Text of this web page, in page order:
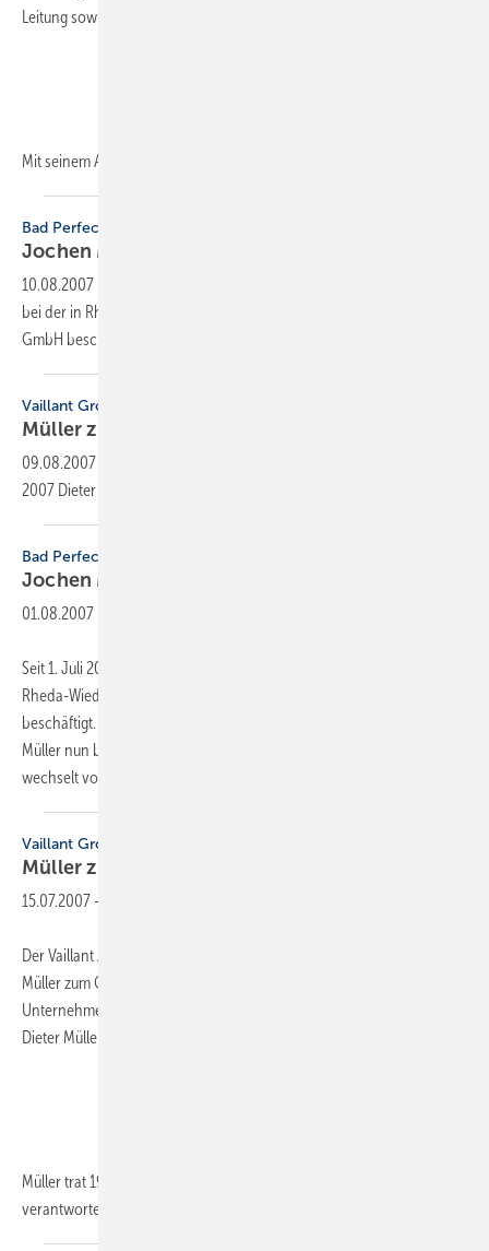
Leitung sowie die Umsetzung einer Expansionsstrategie.
Mit seinem Amtsantritt
Bad Perfect
Jochen Müller ist
10.08.2007
bei der in Rheda-Wiedenbrück ansässigen Küchen Marketing MDM
GmbH beschäftigt.
Vaillant Group
Müller zum Geschäftsführer
09.08.2007
2007 Dieter Müller zum Geschäftsführer
Bad Perfect
Jochen Müller ist
01.08.2007
Seit 1. Juli 2007 ist Jochen M. Müller als Vertriebsleiter bei der in
Rheda-Wiedenbrück ansässigen Küchen Marketing MDM GmbH
beschäftigt. Unter dem Label Bad Perfect der Garant-Gruppe betreut
Müller nun bundesweit 700 SHK-Handwerksbetriebe. Der 47-Jährige
wechselt von der Industrieseite zu
Vaillant Group
Müller zum Geschäftsführer
15.07.2007 -
Der Vaillant Aufsichtsrat hat in seiner Sitzung am 25. Juni 2007 Dieter
Müller zum Geschäftsführer bestellt. Die Geschäftsführung des
Unternehmens liegt damit in den Händen von Claes Göransson und
Dieter Müller.
Müller trat 1992 in die Vaillant Group ein. Seit Ende 2004
verantwortet...